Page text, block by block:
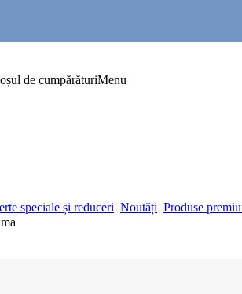
de cumpărăturiMenu
speciale și reduceri Noutăți Produse